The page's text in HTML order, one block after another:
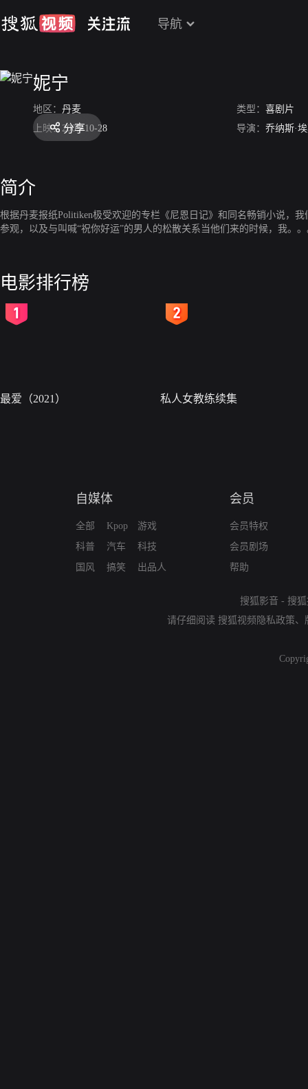
导航
妮宁
地区： 丹麦 类型： 喜剧片
上映： 2005-10-28 导演： 乔纳斯·
分享
简介
根据丹麦报纸Politiken极受欢迎的专栏《尼恩日记》和同名畅销小说，
参观，以及与叫喊“祝你好运”的男人的松散关系当他们来的时候，我。
电影排行榜
最爱（2021） 私人女教练续集
自媒体
全部
科普
国风
Kpop
汽车
搞笑
游戏
科技
出品人
会员
会员特权
会员剧场
帮助
搜狐影音 - 搜
请仔细阅读 搜狐视频隐私政策、